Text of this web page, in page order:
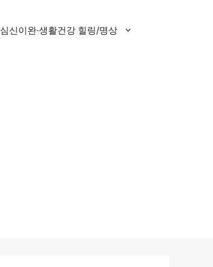
심신이완·생활건강 힐링/명상